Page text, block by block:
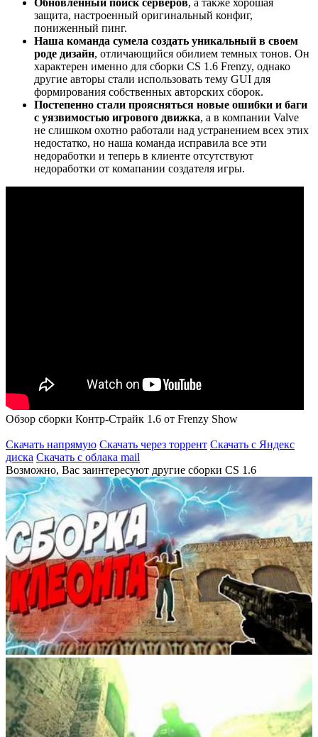
защита, настроенный оригинальный конфиг,
пониженный пинг.
Наша команда сумела создать уникальный в своем
роде дизайн, отличающийся обилием темных тонов. Он
характерен именно для сборки CS 1.6 Frenzy, однако
другие авторы стали использовать тему GUI для
формирования собственных авторских сборок.
Постепенно стали проясняться новые ошибки и баги
с уязвимостью игрового движка, а в компании Valve
не слишком охотно работали над устранением всех этих
недостатко, но наша команда исправила все эти
недоработки и теперь в клиенте отсутствуют
недоработки от комапании создателя игры.
Обзор сборки Контр-Страйк 1.6 от Frenzy Show
Скачать напрямую Скачать через торрент Скачать с Яндекс
диска Скачать с облака mail
Возможно, Вас заинтересуют другие сборки CS 1.6